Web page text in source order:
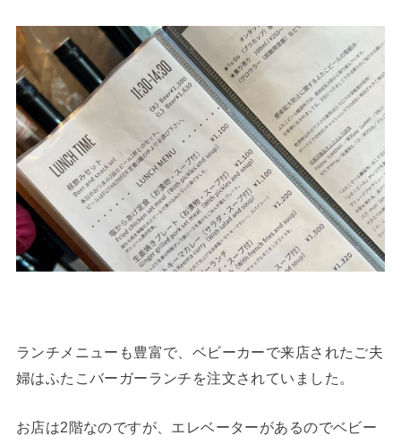
ランチメニューも豊富で、ベビーカーで来店されたご夫
婦はふたこバーガーランチを注文されていました。
お店は2階なのですが、エレベーターがあるのでベビー